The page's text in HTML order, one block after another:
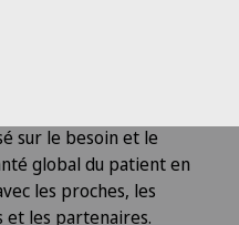
VOULONS
des soins intégrés
sur le besoin et le
global du patient en
les proches, les
et les partenaires.